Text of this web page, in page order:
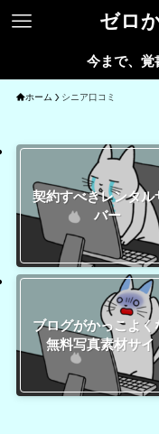
ゼロ
今まで、覚
ホーム シニア口コミ
契約すべきレンタル
バー
ブログがかっこよく
無料写真素材サイ